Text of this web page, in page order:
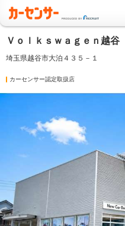
Ｖｏｌｋｓｗａｇｅｎ越谷
埼玉県越谷市大泊４３５－１
カーセンサー認定取扱店